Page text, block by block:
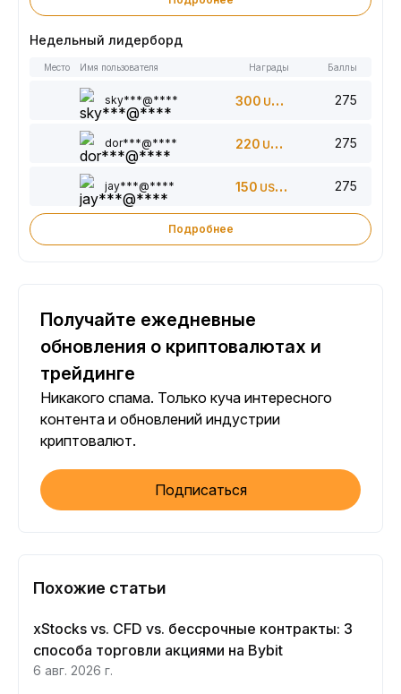
Недельный лидерборд
Место Имя пользователя Награды Баллы
sky***@**** 300 USDT 275
dor***@**** 220 USDT 275
jay***@**** 150 USDT 275
Подробнее
Получайте ежедневные
обновления о криптовалютах и
трейдинге
Никакого спама. Только куча интересного
контента и обновлений индустрии
криптовалют.
Подписаться
Похожие статьи
xStocks vs. CFD vs. бессрочные контракты: 3
способа торговли акциями на Bybit
6 авг. 2026 г.